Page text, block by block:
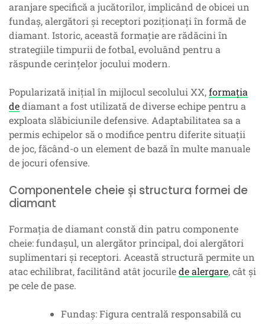
aranjare specifică a jucătorilor, implicând de obicei un
fundaș, alergători și receptori poziționați în formă de
diamant. Istoric, această formație are rădăcini în
strategiile timpurii de fotbal, evoluând pentru a
răspunde cerințelor jocului modern.
Popularizată inițial în mijlocul secolului XX,formația
dediamant a fost utilizată de diverse echipe pentru a
exploata slăbiciunile defensive. Adaptabilitatea sa a
permis echipelor să o modifice pentru diferite situații
de joc, făcând-o un element de bază în multe manuale
de jocuri ofensive.
Componentele cheie și structura formei de
diamant
Formația de diamant constă din patru componente
cheie: fundașul, un alergător principal, doi alergători
suplimentari și receptori. Această structură permite un
atac echilibrat, facilitând atât jocurilede alergare, cât și
pe cele de pase.
Fundaș: Figura centrală responsabilă cu